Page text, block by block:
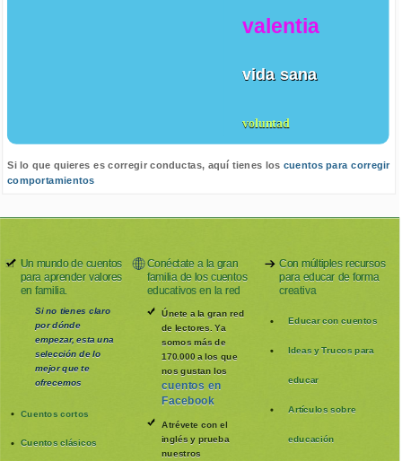
valentia
vida sana
voluntad
Si lo que quieres es corregir conductas, aquí tienes los cuentos para corregir
comportamientos
Un mundo de cuentos
para aprender valores
en familia.
Si no tienes claro
por dónde
empezar, esta una
selección de lo
mejor que te
ofrecemos
Cuentos cortos
Cuentos clásicos
Conéctate a la gran
familia de los cuentos
educativos en la red
Únete a la gran red
de lectores. Ya
somos más de
170.000 a los que
nos gustan los
cuentos en
Facebook
Atrévete con el
inglés y prueba
nuestros
Con múltiples recursos
para educar de forma
creativa
Educar con cuentos
Ideas y Trucos para
educar
Artículos sobre
educación